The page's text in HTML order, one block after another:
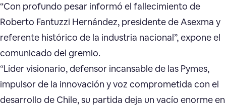
“Con profundo pesar informó el fallecimiento de
Roberto Fantuzzi Hernández, presidente de Asexma y
referente histórico de la industria nacional”, expone el
comunicado del gremio.
“Líder visionario, defensor incansable de las Pymes,
impulsor de la innovación y voz comprometida con el
desarrollo de Chile, su partida deja un vacío enorme en